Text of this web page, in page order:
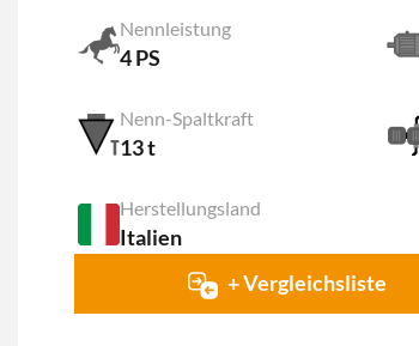
Nennleistung
4 PS
Nenn-Spaltkraft
13 t
Herstellungsland
Italien
+ Vergleichsliste